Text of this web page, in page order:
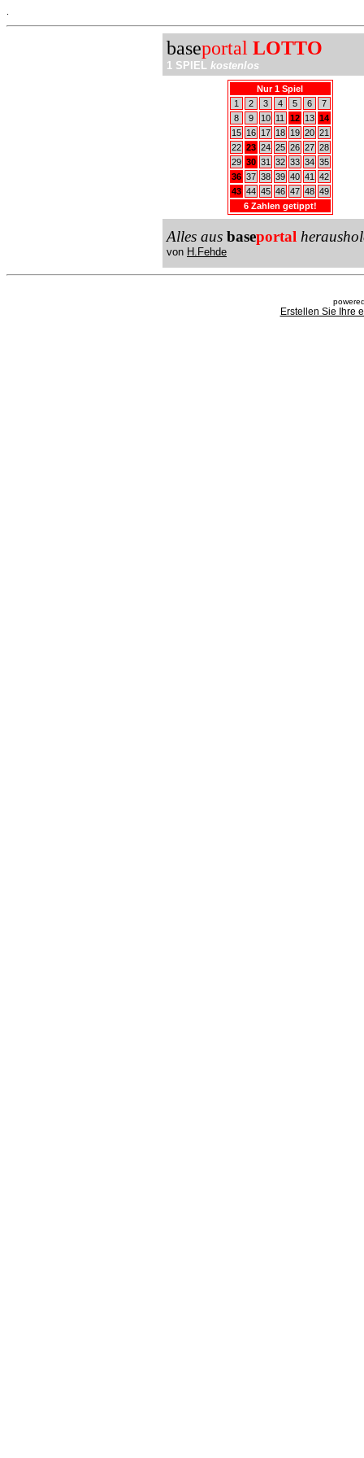
baseportal LOTTO
1 SPIEL kostenlos
Nur 1 Spiel
1
2 3 4 5 6
7
8
9 10 11 12 13 14
15
16 17 18 19 20 21
22 23 24 25 26 27 28
29 30 31 32 33 34 35
36 37 38 39 40 41
42
43 44 45 46 47 48 49
6 Zahlen getippt!
Alles aus baseportal
von H.Fehde
Erstellen Sie Ihre